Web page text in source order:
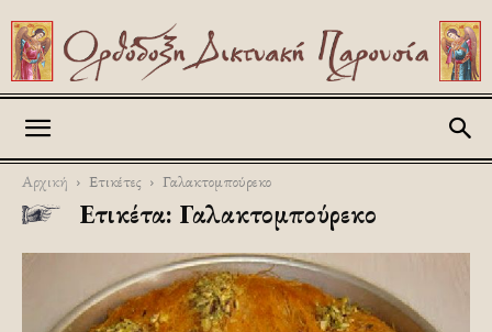
Αρχική Ετικέτες Γαλακτομπούρεκο
Ετικέτα: Γαλακτομπούρεκο